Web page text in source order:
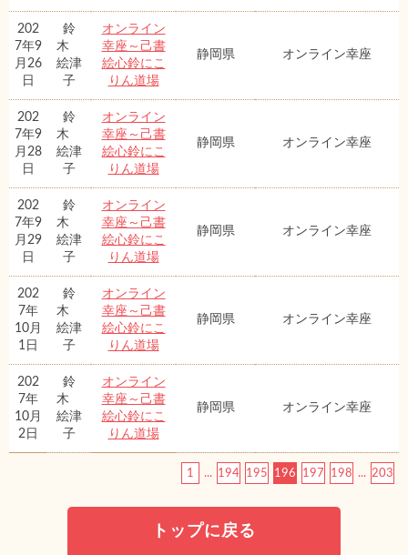
202
7年9
月26
日
鈴
木
絵津
子
オンライン
幸座～己書
絵心鈴にこ
りん道場
静岡県 オンライン幸座
202
7年9
月28
日
鈴
木
絵津
子
オンライン
幸座～己書
絵心鈴にこ
りん道場
静岡県 オンライン幸座
202
7年9
月29
日
鈴
木
絵津
子
オンライン
幸座～己書
絵心鈴にこ
りん道場
静岡県 オンライン幸座
202
7年
10月
1日
鈴
木
絵津
子
オンライン
幸座～己書
絵心鈴にこ
りん道場
静岡県 オンライン幸座
202
7年
10月
2日
鈴
木
絵津
子
オンライン
幸座～己書
絵心鈴にこ
りん道場
静岡県 オンライン幸座
1 ... 194 195 196 197 198 ... 203
トップに戻る